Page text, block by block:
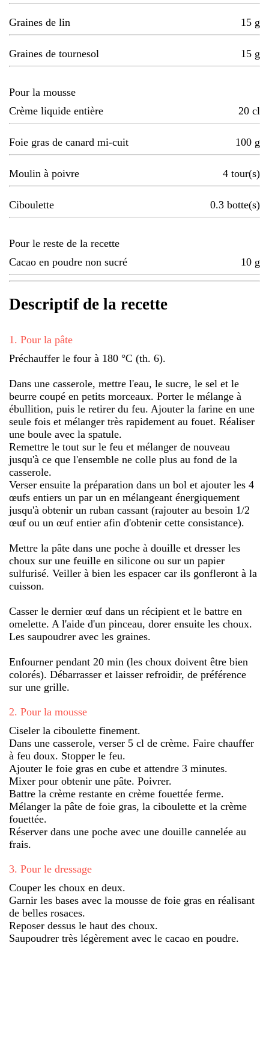
Graines de lin 15 g
Graines de tournesol 15 g
Pour la mousse
Crème liquide entière
20 cl
Foie gras de canard mi-cuit 100 g
Moulin à poivre 4 tour(s)
Ciboulette 0.3 botte(s)
Pour le reste de la recette
Cacao en poudre non sucré
10 g
Descriptif de la recette
1 . Pour la pâte
Préchauffer le four à 180 °C (th. 6).
Dans une casserole, mettre l'eau, le sucre, le sel et le
beurre coupé en petits morceaux. Porter le mélange à
ébullition, puis le retirer du feu. Ajouter la farine en une
seule fois et mélanger très rapidement au fouet. Réaliser
une boule avec la spatule.
Remettre le tout sur le feu et mélanger de nouveau
jusqu'à ce que l'ensemble ne colle plus au fond de la
casserole.
Verser ensuite la préparation dans un bol et ajouter les 4
œufs entiers un par un en mélangeant énergiquement
jusqu'à obtenir un ruban cassant (rajouter au besoin 1/2
œuf ou un œuf entier afin d'obtenir cette consistance).
Mettre la pâte dans une poche à douille et dresser les
choux sur une feuille en silicone ou sur un papier
sulfurisé. Veiller à bien les espacer car ils gonfleront à la
cuisson.
Casser le dernier œuf dans un récipient et le battre en
omelette. A l'aide d'un pinceau, dorer ensuite les choux.
Les saupoudrer avec les graines.
Enfourner pendant 20 min (les choux doivent être bien
colorés). Débarrasser et laisser refroidir, de préférence
sur une grille.
2. Pour la mousse
Ciseler la ciboulette finement.
Dans une casserole, verser 5 cl de crème. Faire chauffer
à feu doux. Stopper le feu.
Ajouter le foie gras en cube et attendre 3 minutes.
Mixer pour obtenir une pâte. Poivrer.
Battre la crème restante en crème fouettée ferme.
Mélanger la pâte de foie gras, la ciboulette et la crème
fouettée.
Réserver dans une poche avec une douille cannelée au
frais.
3. Pour le dressage
Couper les choux en deux.
Garnir les bases avec la mousse de foie gras en réalisant
de belles rosaces.
Reposer dessus le haut des choux.
Saupoudrer très légèrement avec le cacao en poudre.